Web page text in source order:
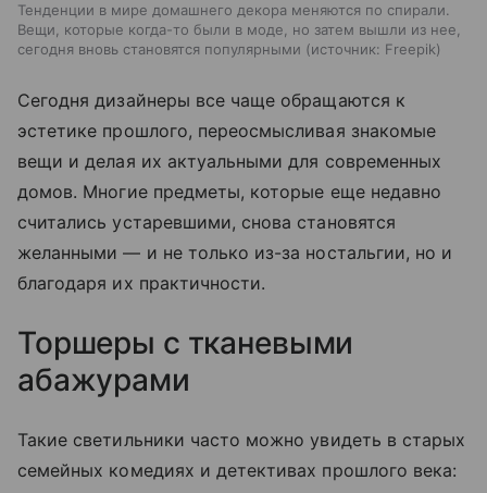
Тенденции в мире домашнего декора меняются по спирали.
Вещи, которые когда-то были в моде, но затем вышли из нее,
сегодня вновь становятся популярными
источник: Freepik
Сегодня дизайнеры все чаще обращаются к
эстетике прошлого, переосмысливая знакомые
вещи и делая их актуальными для современных
домов. Многие предметы, которые еще недавно
считались устаревшими, снова становятся
желанными — и не только из-за ностальгии, но и
благодаря их практичности.
Торшеры с тканевыми
абажурами
Такие светильники часто можно увидеть в старых
семейных комедиях и детективах прошлого века: